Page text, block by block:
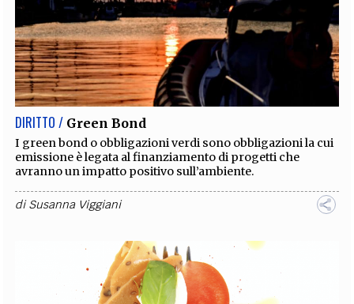
DIRITTO / Green Bond
I green bond o obbligazioni verdi sono obbligazioni la cui
emissione è legata al finanziamento di progetti che
avranno un impatto positivo sull’ambiente.
diSusanna Viggiani